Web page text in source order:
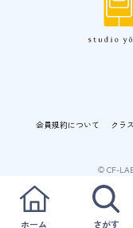
ホーム さがす
会員規約について クラ
© CF-